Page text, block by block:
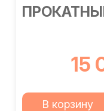
15
В корзину